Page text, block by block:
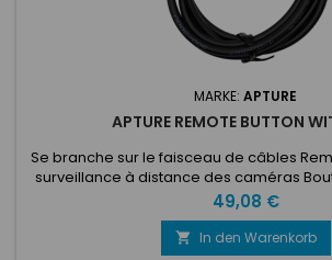
MARKE: APTURE
APTURE REMOTE BUTTON
Se branche sur le faisceau de câbles
surveillance à distance des caméras
Preis
49,08 €
 In den Warenkorb